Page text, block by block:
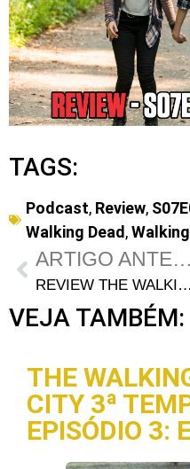
TAGS:
Podcast, Review,
Walking Dead,
ARTIGO ANTERIOR
REVIEW THE WALKING DEAD S07E06 – “Swear”: Você tem que prometer
VEJA TAMBÉM:
THE
CITY 3ª
EPISÓDIO 3: